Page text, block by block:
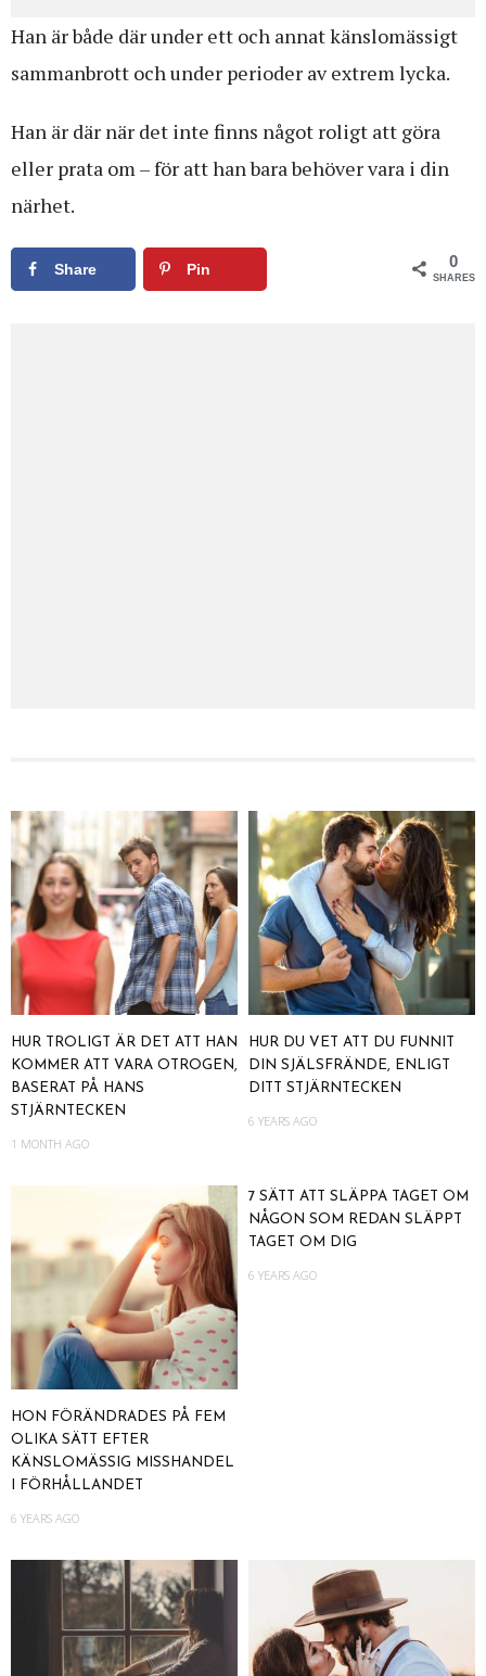
Han är både där under ett och annat känslomässigt
sammanbrott och under perioder av extrem lycka.
Han är där när det inte finns något roligt att göra
eller prata om – för att han bara behöver vara i din
närhet.
Share Pin 0
SHARES
HUR TROLIGT ÄR DET ATT HAN
KOMMER ATT VARA OTROGEN,
BASERAT PÅ HANS
STJÄRNTECKEN
1 MONTH AGO
HUR DU VET ATT DU FUNNIT
DIN SJÄLSFRÄNDE, ENLIGT
DITT STJÄRNTECKEN
6 YEARS AGO
HON FÖRÄNDRADES PÅ FEM
OLIKA SÄTT EFTER
KÄNSLOMÄSSIG MISSHANDEL
I FÖRHÅLLANDET
6 YEARS AGO
7 SÄTT ATT SLÄPPA TAGET OM
NÅGON SOM REDAN SLÄPPT
TAGET OM DIG
6 YEARS AGO